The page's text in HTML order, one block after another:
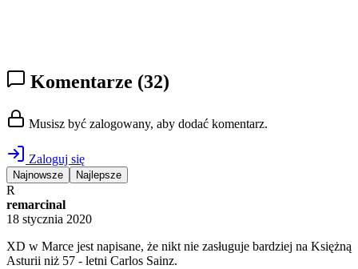
Komentarze (32)
Musisz być zalogowany, aby dodać komentarz.
Zaloguj się
Najnowsze Najlepsze
R
remarcinal
18 stycznia 2020
XD w Marce jest napisane, że nikt nie zasługuje bardziej na Księżną
Asturii niż 57 - letni Carlos Sainz.